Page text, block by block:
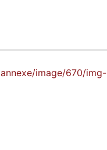
image/670/img-